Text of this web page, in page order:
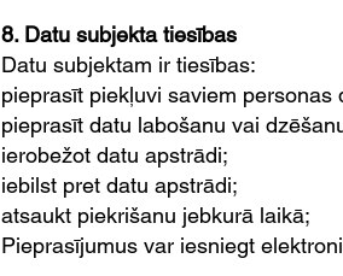
8. Datu subjekta tiesības
Datu subjektam ir tiesības:
pieprasīt piekļuvi saviem personas
pieprasīt datu labošanu vai
ierobežot datu apstrādi;
iebilst pret datu apstrādi;
atsaukt piekrišanu jebkurā laikā;
Pieprasījumus var iesniegt